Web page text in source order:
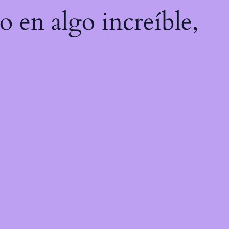
en algo increíble,